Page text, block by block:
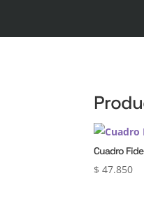
Cuadro
$ 47.850